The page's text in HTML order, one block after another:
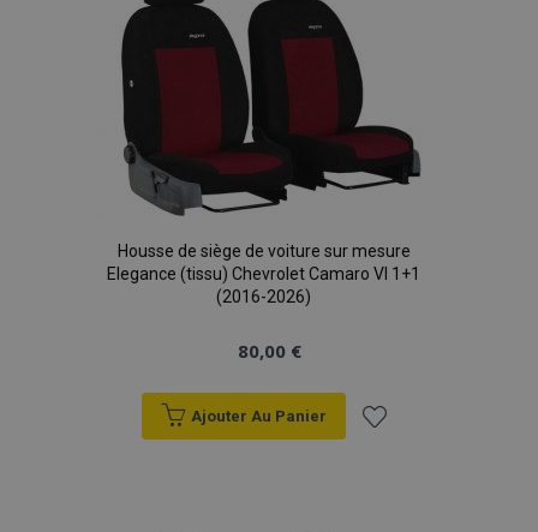
Housse de siège de voiture sur mesure
Elegance (tissu) Chevrolet Camaro VI 1+1
(2016-2026)
80,00 €
Ajouter Au Panier